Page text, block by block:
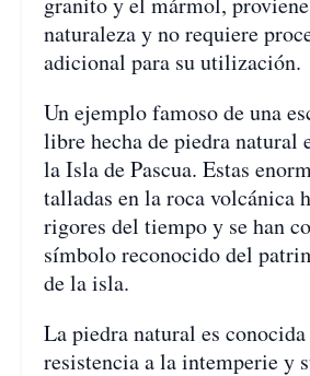
naturaleza y no requiere
adicional para su utilización.
Un ejemplo famoso de una
libre hecha de piedra natural
la Isla de Pascua. Estas
talladas en la roca volcánica
rigores del tiempo y se han
símbolo reconocido del
de la isla.
La piedra natural es
resistencia a la intemperie y